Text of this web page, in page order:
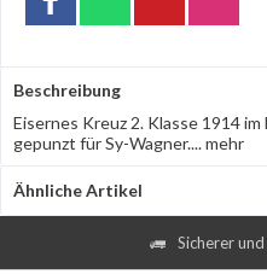
Beschreibung
Eisernes Kreuz 2. Klasse 1914
gepunzt für Sy-Wagner....mehr
Ähnliche Artikel
Sicherer